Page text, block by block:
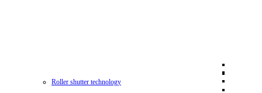
Roller shutter technology